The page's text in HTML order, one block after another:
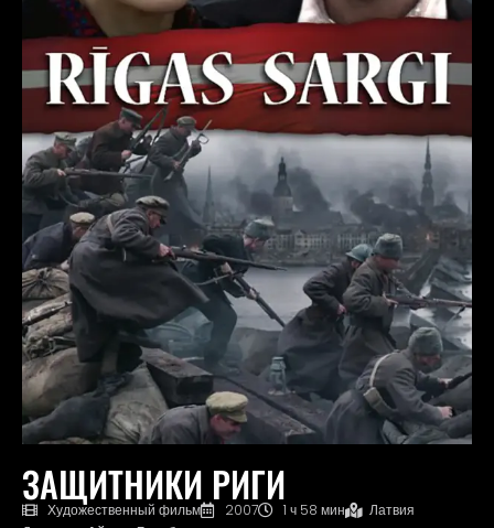
ЗАЩИТНИКИ РИГИ
Художественный фильм 2007 1 ч 58 мин
Латвия